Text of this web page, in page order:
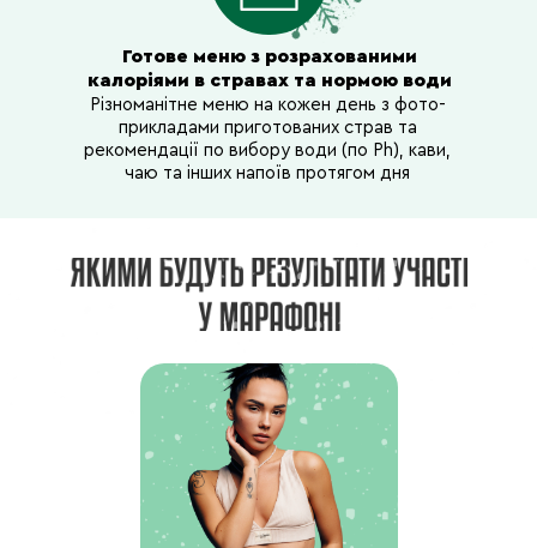
Харчування:
▪ готове меню на
день (сніданок, обід,
вечеря)
▪ варіанти води по
рівню PH та додаткові
День 7
Харчування:
▪ готове меню на
день (сніданок, обід,
вечеря)
▪ варіанти води по
рівню PH та додаткові
▪ Тренування + план
раціону день 7.
▪ Ранкова прогулянка
швидкою ходою на 20
▪ Медитація
«Жіночність»
Вс.
Різноманітне меню на кожен день з фото-
прикладами приготованих страв та
рекомендації по вибору води (по Ph), кави,
чаю та інших напоїв протягом дня
Готове меню з розрахованими
калоріями в стравах та нормою води